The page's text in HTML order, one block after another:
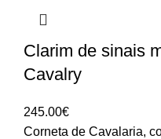
Clarim de sinais
Cavalry
245.00€
Corneta de Cavalaria,